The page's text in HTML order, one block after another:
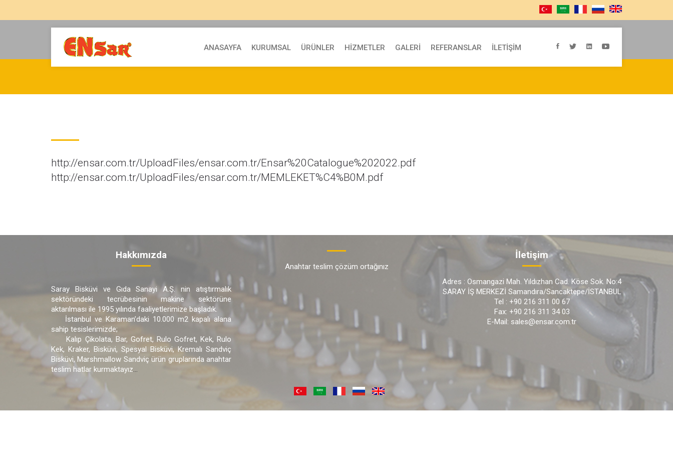
ANASAYFA KURUMSAL ÜRÜNLER HİZMETLER GALERİ REFERANSLAR İLETİŞİM
http://ensar.com.tr/UploadFiles/ensar.com.tr/Ensar%20Catalogue%202022.pdf
http://ensar.com.tr/UploadFiles/ensar.com.tr/MEMLEKET%C4%B0M.pdf
Hakkımızda
Saray Bisküvi ve Gıda Sanayi A.Ş. nin atıştırmalık
sektöründeki tecrübesinin makine sektörüne
aktarılması ile 1995 yılında faaliyetlerimize başladık.
İstanbul ve Karaman’daki 10.000 m2 kapalı alana
sahip tesislerimizde;
Kalıp Çikolata, Bar, Gofret, Rulo Gofret, Kek, Rulo
Kek, Kraker, Bisküvi, Spesyal Bisküvi, Kremalı Sandviç
Bisküvi, Marshmallow Sandviç ürün gruplarında anahtar
teslim hatlar kurmaktayız...
Anahtar teslim çözüm ortağınız
İletişim
Adres : Osmangazi Mah. Yıldızhan Cad. Köse Sok. No:4
SARAY İŞ MERKEZİ Samandıra/Sancaktepe/İSTANBUL
Tel : +90 216 311 00 67
Fax: +90 216 311 34 03
E-Mail: sales@ensar.com.tr